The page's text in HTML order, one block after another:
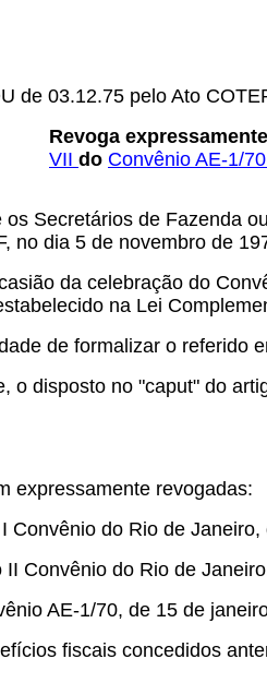
de 03.12.75 pelo Ato
Revoga
VII do Convênio AE-1/
Secretários de Fazenda
no dia 5 de novembro de
da celebração do
na Lei
de formalizar o referido
o disposto no "caput" do
expressamente revogadas:
Convênio do Rio de
II Convênio do Rio de
AE-1/70, de 15 de
fiscais concedidos